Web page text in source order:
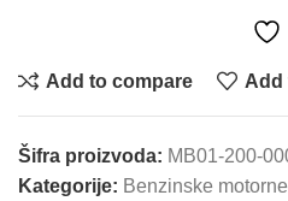
Add to compare Add
Šifra proizvoda: MB01-200-
Kategorije: Benzinske